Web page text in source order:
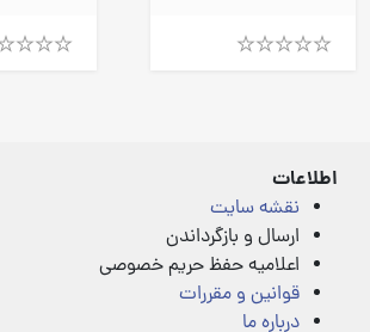
اطلاعات
نقشه سایت
ارسال و بازگرداندن
اعلامیه حفظ حریم خصوصی
قوانین و مقررات
درباره ما